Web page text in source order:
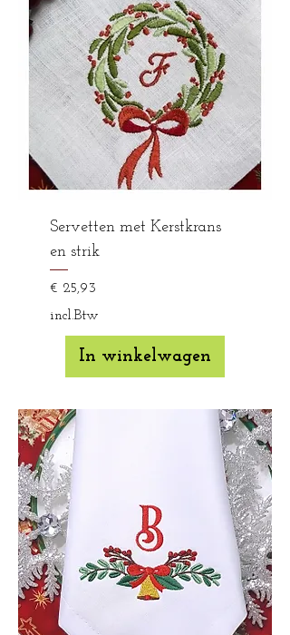
Servetten met Kerstkrans
en strik
Prijs
€ 25,93
incl.Btw
In winkelwagen